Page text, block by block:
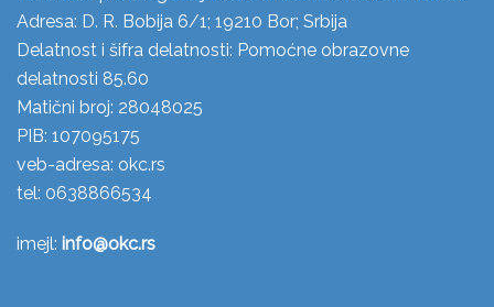
Adresa: D. R. Bobija 6/1; 19210 Bor; Srbija
Delatnost i šifra delatnosti: Pomoćne obrazovne
delatnosti 85.60
Matični broj: 28048025
PIB: 107095175
veb-adresa: okc.rs
tel: 0638866534
imejl: info@okc.rs